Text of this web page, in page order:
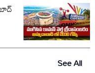
See All